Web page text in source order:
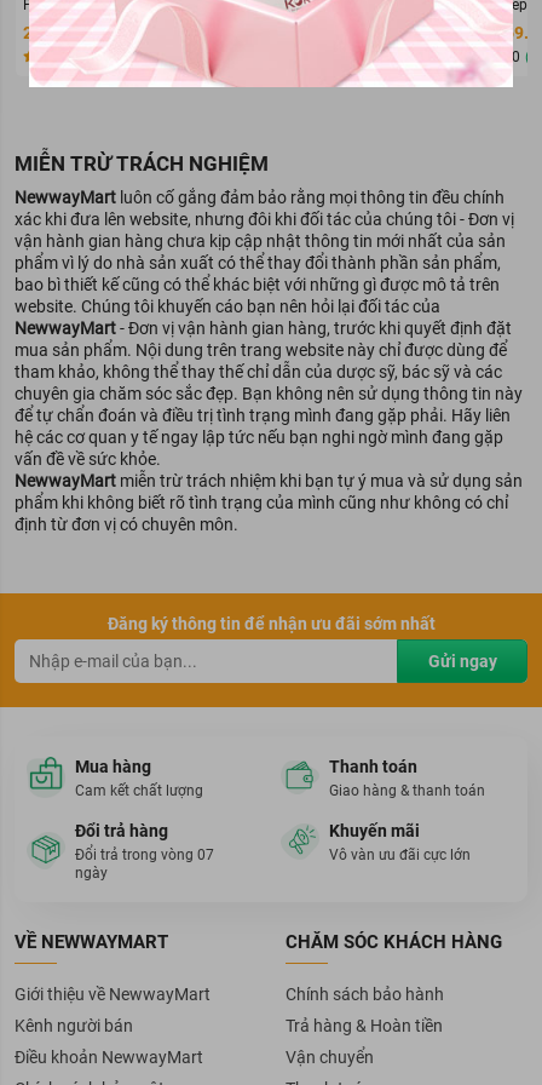
Mục đích sử dụng:
Bạn tìm kiếm sự bảo vệ tuyệt đối, đặc biệt cho những trường
hợp mắc các bệnh phụ khoa do nấm và vi khuẩn.
Vệ sinh vùng kín hàng ngày, đặc biệt trong thời kỳ kinh
nguyệt, quá trình mang thai và sau sinh.
Hỗ trợ cải thiện các bệnh viêm nhiễm phụ khoa như: viêm âm
đạo, âm hộ, khí hư, huyết trắng, nấm,…
Phòng chống và ngăn ngừa vi khuẩn gây viêm nhiễm, nấm
Sau khi chơi thể dục, thể thao, và những trường hợp có nguy
cơ tiếp xúc nhiều với vi khuẩn.
Thích hợp cho mọi lứa tuổi.
khuẩn, bảo vệ tuyệt đối khỏi vi khuẩn.
Với các phân tử chống mùi
, cho hiệu quả ngăn chặn mùi
Độ pH5– Công thức duy trì cân bằng sinh lý tự nhiên của cơ
An toàn cho mọi làn da kể cả làn da nhạy cảm nhất.
Chilly được chứng nhận an toàn và khuyến nghị sử dụng bởi
Hiệp hội bác sỹ phụ khoa Italy.
Không gây kích ứng
Peeling Gel 100ml
283.000 đ
0 (0) Đã bán 3589875
Kit - Bộ mỹ phẩm du lịch KOR
Đã bán 3456435
Deep
0 (0)
MIỄN TRỪ TRÁCH NGHIỆM
NewwayMart luôn cố gắng đảm bảo rằng mọi thông tin đều chính
xác khi đưa lên website, nhưng đôi khi đối tác của chúng tôi - Đơn vị
vận hành gian hàng chưa kịp cập nhật thông tin mới nhất của sản
phẩm vì lý do nhà sản xuất có thể thay đổi thành phần sản phẩm,
bao bì thiết kế cũng có thể khác biệt với những gì được mô tả trên
website. Chúng tôi khuyến cáo bạn nên hỏi lại đối tác của
NewwayMart- Đơn vị vận hành gian hàng, trước khi quyết định đặt
mua sản phẩm. Nội dung trên trang website này chỉ được dùng để
tham khảo, không thể thay thế chỉ dẫn của dược sỹ, bác sỹ và các
chuyên gia chăm sóc sắc đẹp. Bạn không nên sử dụng thông tin này
để tự chẩn đoán và điều trị tình trạng mình đang gặp phải. Hãy liên
hệ các cơ quan y tế ngay lập tức nếu bạn nghi ngờ mình đang gặp
vấn đề về sức khỏe.
NewwayMart miễn trừ trách nhiệm khi bạn tự ý mua và sử dụng sản
phẩm khi không biết rõ tình trạng của mình cũng như không có chỉ
định từ đơn vị có chuyên môn.
Đăng ký thông tin để nhận ưu đãi sớm nhất
Gửi ngay
Mua hàng
Cam kết chất lượng
Thanh toán
Giao hàng & thanh toán
Đổi trả hàng
Đổi trả trong vòng 07
ngày
Khuyến mãi
Vô vàn ưu đãi cực lớn
VỀ NEWWAYMART
Giới thiệu về NewwayMart
Kênh người bán
Điều khoản NewwayMart
CHĂM SÓC KHÁCH HÀNG
Chính sách bảo hành
Trả hàng & Hoàn tiền
Vận chuyển